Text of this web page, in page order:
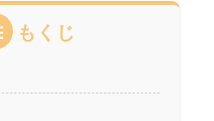
もくじ